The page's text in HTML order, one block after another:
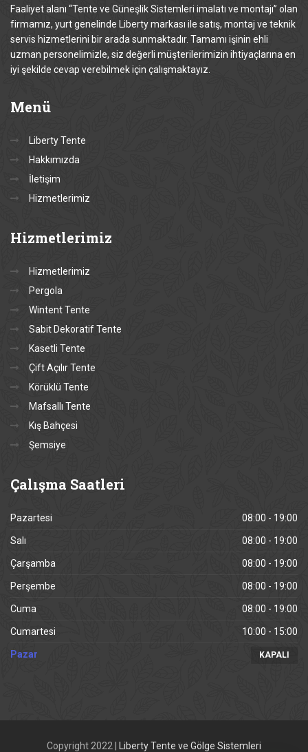
Faaliyet alanı “Tente ve Güneşlik Sistemleri imalatı ve montajı” olan
firmamız, yurt genelinde Liberty markası ile satış, montaj ve teknik
servis hizmetlerini bir arada sunmaktadır. Tamamı işinin ehli
uzman personelimizle, siz değerli müşterilerimizin ihtiyaçlarına en
iyi şekilde cevap verebilmek için çalışmaktayız.
Menü
Liberty Tente
Hakkımızda
İletişim
Hizmetlerimiz
Hizmetlerimiz
Hizmetlerimiz
Pergola
Wintent Tente
Sabit Dekoratif Tente
Kasetli Tente
Çift Açılır Tente
Körüklü Tente
Mafsallı Tente
Kış Bahçesi
Şemsiye
Çalışma Saatleri
Pazartesi 08:00 - 19:00
Salı 08:00 - 19:00
Çarşamba 08:00 - 19:00
Perşembe 08:00 - 19:00
Cuma 08:00 - 19:00
Cumartesi 10:00 - 15:00
Pazar KAPALI
Copyright 2022 | Liberty Tente ve Gölge Sistemleri